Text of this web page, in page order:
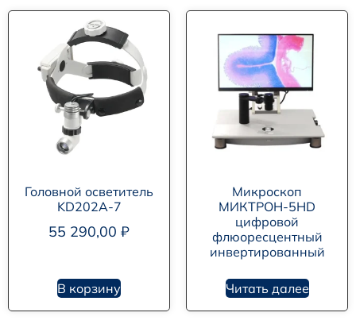
Головной осветитель
KD202A-7
55 290,00 ₽
В корзину
Микроскоп
МИКТРОН-5HD
цифровой
флюоресцентный
инвертированный
Читать далее